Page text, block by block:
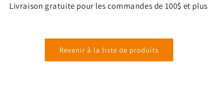
Livraison gratuite pour les commandes de 100$ et plus
Revenir à la liste de produits